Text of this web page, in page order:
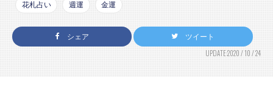
花札占い 週運 金運
シェア ツイート
UPDATE:2020 / 10 / 24